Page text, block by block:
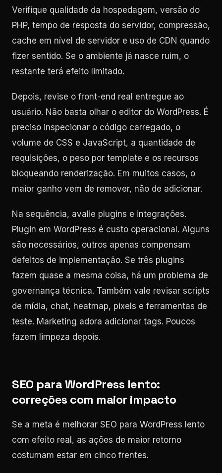
Verifique qualidade da hospedagem, versão do
PHP, tempo de resposta do servidor, compressão,
cache em nível de servidor e uso de CDN quando
fizer sentido. Se o ambiente já nasce ruim, o
restante terá efeito limitado.
Depois, revise o front-end real entregue ao
usuário. Não basta olhar o editor do WordPress. É
preciso inspecionar o código carregado, o
volume de CSS e JavaScript, a quantidade de
requisições, o peso por template e os recursos
bloqueando renderização. Em muitos casos, o
maior ganho vem de remover, não de adicionar.
Na sequência, avalie plugins e integrações.
Plugin em WordPress é custo operacional. Alguns
são necessários, outros apenas compensam
defeitos de implementação. Se três plugins
fazem quase a mesma coisa, há um problema de
governança técnica. Também vale revisar scripts
de mídia, chat, heatmap, pixels e ferramentas de
teste. Marketing adora adicionar tags. Poucos
fazem limpeza depois.
SEO para WordPress lento:
correções com maior impacto
Se a meta é melhorar SEO para WordPress lento
com efeito real, as ações de maior retorno
costumam estar em cinco frentes.